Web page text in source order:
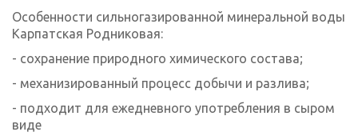
Особенности сильногазированной минеральной воды
Карпатская Родниковая:
- сохранение природного химического состава;
- механизированный процесс добычи и разлива;
- подходит для ежедневного употребления в сыром
виде